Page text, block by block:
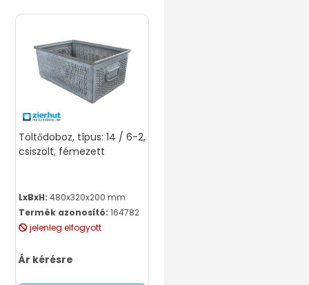
Töltődoboz, típus: 14 / 6-2,
csiszolt, fémezett
LxBxH: 480x320x200 mm
Termék azonosító: 164782
jelenleg elfogyott
Ár kérésre